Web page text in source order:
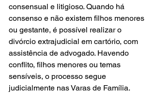
consensual e litigioso. Quando há
consenso e não existem filhos menores
ou gestante, é possível realizar o
divórcio extrajudicial em cartório, com
assistência de advogado. Havendo
conflito, filhos menores ou temas
sensíveis, o processo segue
judicialmente nas Varas de Família.